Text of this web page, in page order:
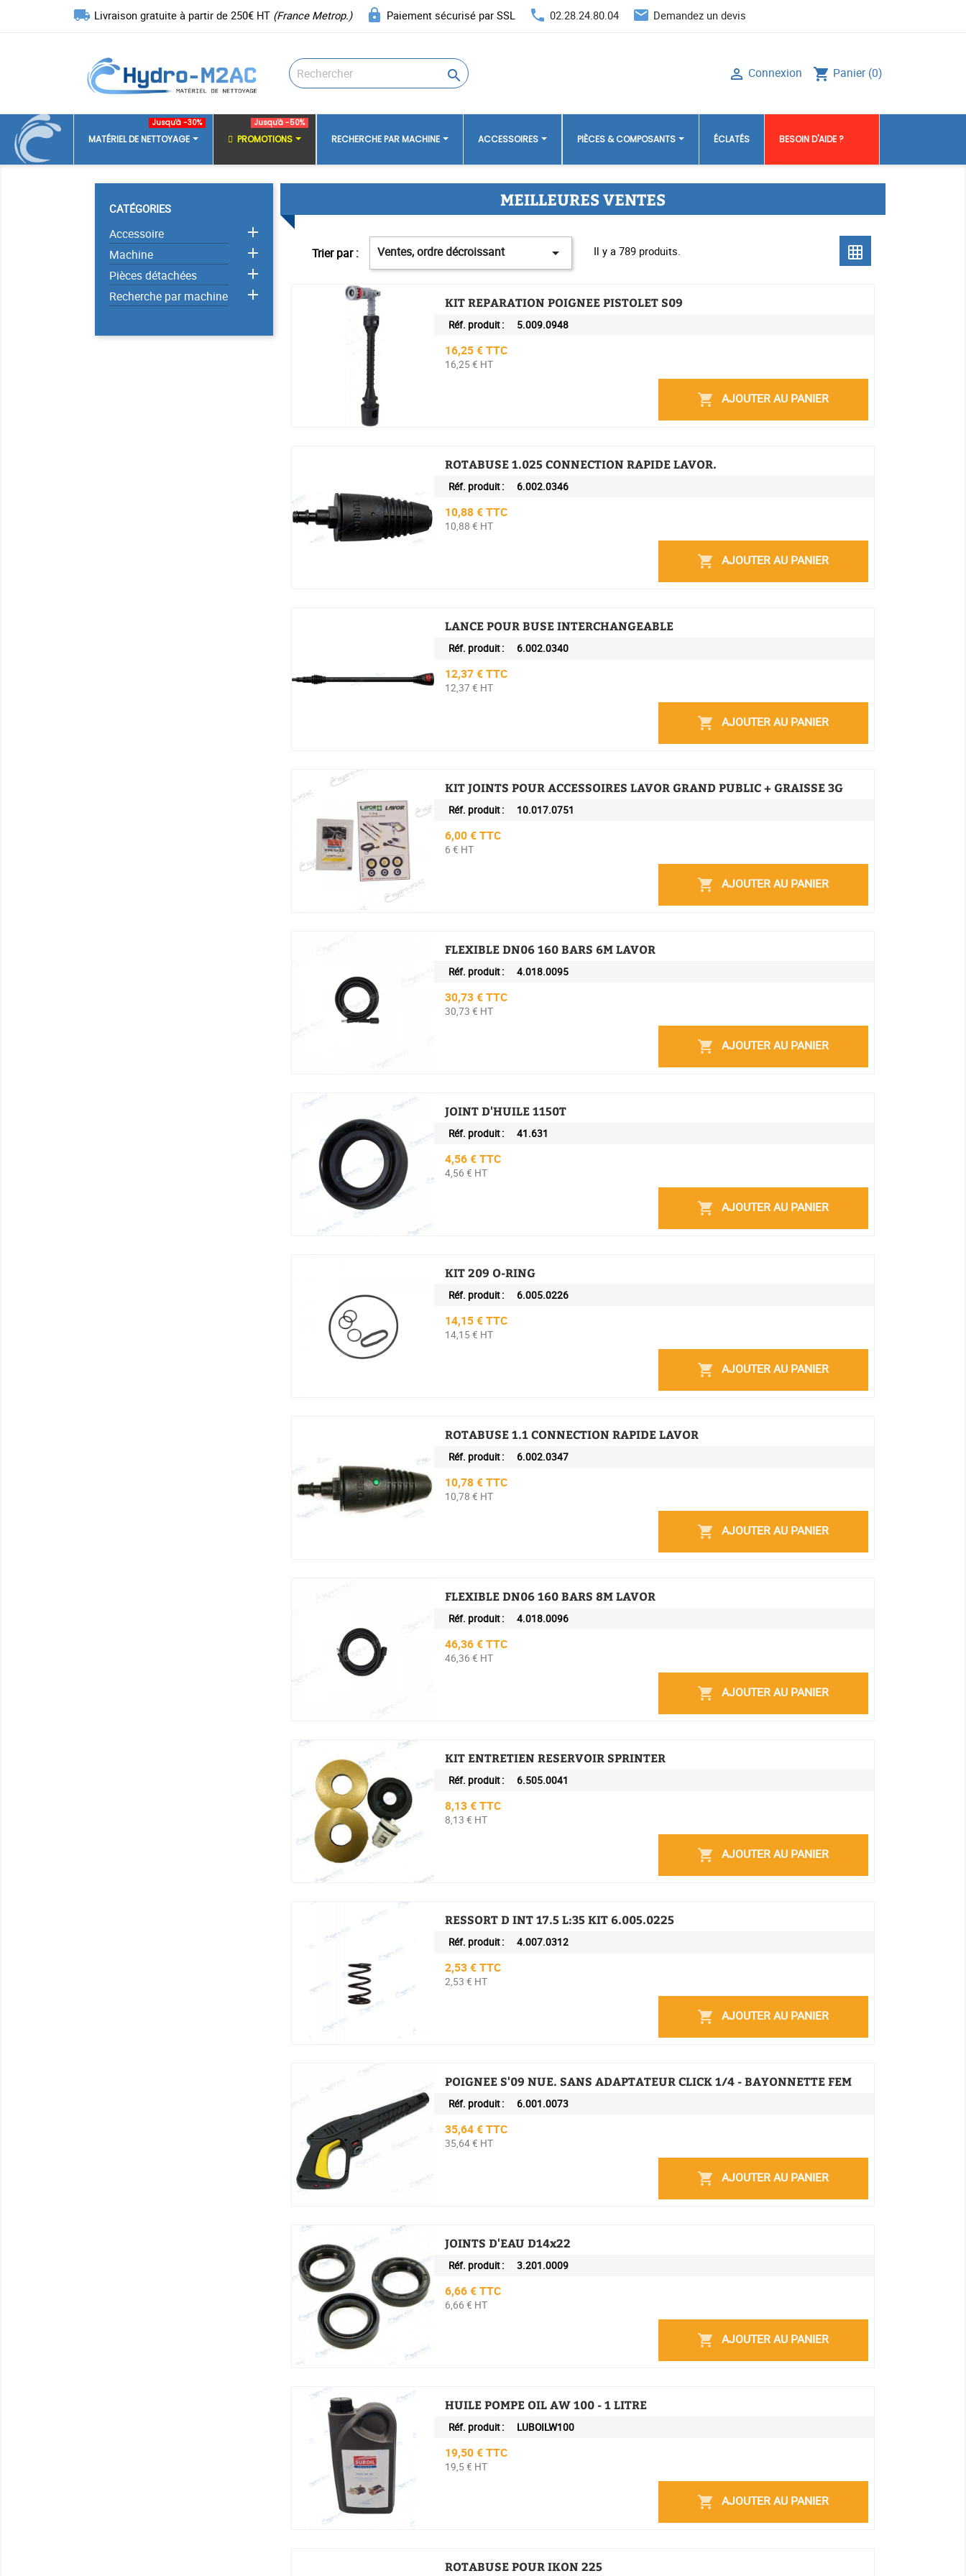
local_shipping Livraison gratuite à partir de 250€ HT (France Metrop.) lock Paiement sécurisé par SSL phone 02.28.24.80.04 email Demandez un devis
 shopping_cart Panier (0)
 Connexion
MATÉRIEL DE NETTOYAGE
Jusqu'à -30%
PROMOTIONS
Jusqu'à -50%
RECHERCHE PAR MACHINE ACCESSOIRES PIÈCES & COMPOSANTS ÉCLATÉS BESOIN D'AIDE ?
CATÉGORIES
Accessoire 
Machine 
Pièces détachées 
Recherche par machine 
MEILLEURES VENTES
Trier par : Ventes, ordre décroissant  Il y a 789 produits. grid_on
KIT REPARATION POIGNEE PISTOLET S09
Réf. produit : 5.009.0948
Prix
16,25 € TTC
16,25 € HT
shopping_cart AJOUTER AU PANIER
ROTABUSE 1.025 CONNECTION RAPIDE LAVOR.
Réf. produit : 6.002.0346
Prix
10,88 € TTC
10,88 € HT
shopping_cart AJOUTER AU PANIER
LANCE POUR BUSE INTERCHANGEABLE
Réf. produit : 6.002.0340
Prix
12,37 € TTC
12,37 € HT
shopping_cart AJOUTER AU PANIER
KIT JOINTS POUR ACCESSOIRES LAVOR GRAND PUBLIC + GRAISSE 3G
Réf. produit : 10.017.0751
Prix
6,00 € TTC
6 € HT
shopping_cart AJOUTER AU PANIER
FLEXIBLE DN06 160 BARS 6M LAVOR
Réf. produit : 4.018.0095
Prix
30,73 € TTC
30,73 € HT
shopping_cart AJOUTER AU PANIER
JOINT D'HUILE 1150T
Réf. produit : 41.631
Prix
4,56 € TTC
4,56 € HT
shopping_cart AJOUTER AU PANIER
KIT 209 O-RING
Réf. produit : 6.005.0226
Prix
14,15 € TTC
14,15 € HT
shopping_cart AJOUTER AU PANIER
ROTABUSE 1.1 CONNECTION RAPIDE LAVOR
Réf. produit : 6.002.0347
Prix
10,78 € TTC
10,78 € HT
shopping_cart AJOUTER AU PANIER
FLEXIBLE DN06 160 BARS 8M LAVOR
Réf. produit : 4.018.0096
Prix
46,36 € TTC
46,36 € HT
shopping_cart AJOUTER AU PANIER
KIT ENTRETIEN RESERVOIR SPRINTER
Réf. produit : 6.505.0041
Prix
8,13 € TTC
8,13 € HT
shopping_cart AJOUTER AU PANIER
RESSORT D INT 17.5 L:35 KIT 6.005.0225
Réf. produit : 4.007.0312
Prix
2,53 € TTC
2,53 € HT
shopping_cart AJOUTER AU PANIER
POIGNEE S'09 NUE. SANS ADAPTATEUR CLICK 1/4 - BAYONNETTE FEM
Réf. produit : 6.001.0073
Prix
35,64 € TTC
35,64 € HT
shopping_cart AJOUTER AU PANIER
JOINTS D'EAU D14x22
Réf. produit : 3.201.0009
Prix
6,66 € TTC
6,66 € HT
shopping_cart AJOUTER AU PANIER
HUILE POMPE OIL AW 100 - 1 LITRE
Réf. produit : LUBOILW100
Prix
19,50 € TTC
19,5 € HT
shopping_cart AJOUTER AU PANIER
ROTABUSE POUR IKON 225